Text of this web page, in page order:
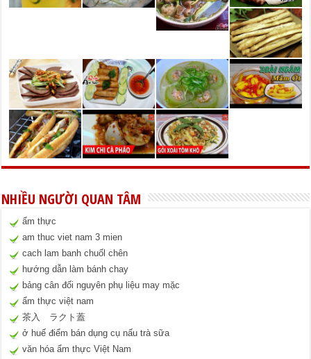
NHIỀU NGƯỜI QUAN TÂM
ẩm thực
am thuc viet nam 3 mien
cach lam banh chuốl chên
hướng dẫn làm bánh chay
bảng cân đối nguyên phụ liệu may mặc
ẩm thực việt nam
茶入 ラクト蓋
ở huế điểm bán dụng cụ nấu trà sữa
văn hóa ẩm thực Việt Nam